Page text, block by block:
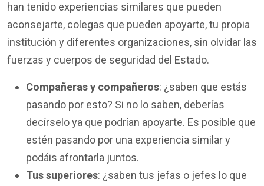
han tenido experiencias similares que pueden
aconsejarte, colegas que pueden apoyarte, tu propia
institución y diferentes organizaciones, sin olvidar las
fuerzas y cuerpos de seguridad del Estado.
Compañeras y compañeros: ¿saben que estás
pasando por esto? Si no lo saben, deberías
decírselo ya que podrían apoyarte. Es posible que
estén pasando por una experiencia similar y
podáis afrontarla juntos.
Tus superiores: ¿saben tus jefas o jefes lo que